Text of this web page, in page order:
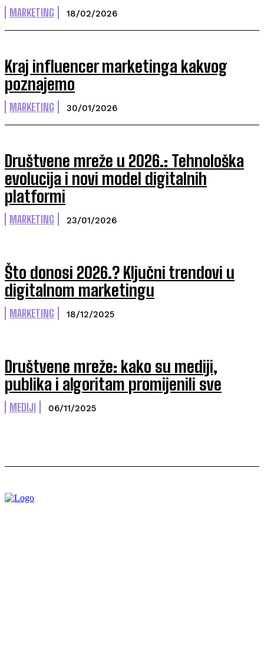
MARKETING 18/02/2026
Kraj influencer marketinga kakvog
poznajemo
MARKETING 30/01/2026
Društvene mreže u 2026.: Tehnološka
evolucija i novi model digitalnih
platformi
MARKETING 23/01/2026
Što donosi 2026.? Ključni trendovi u
digitalnom marketingu
MARKETING 18/12/2025
Društvene mreže: kako su mediji,
publika i algoritam promijenili sve
MEDIJI 06/11/2025